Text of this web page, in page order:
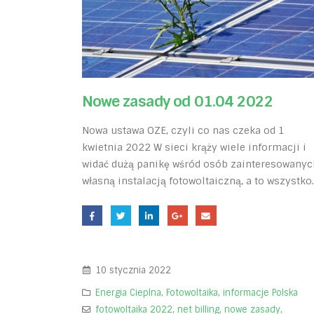
Nowe zasady od 01.04 2022
Nowa ustawa OZE, czyli co nas czeka od 1
kwietnia 2022 W sieci krąży wiele informacji i
widać dużą panikę wśród osób
własną instalacją fotowoltaiczną, a to
10 stycznia 2022
Energia Cieplna, Fotowoltaika, informacje Polska
fotowoltaika 2022, net billing, nowe zasady,